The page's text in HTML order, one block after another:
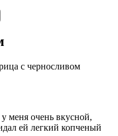
с черносливом
меня очень вкусной,
ей легкий копченый